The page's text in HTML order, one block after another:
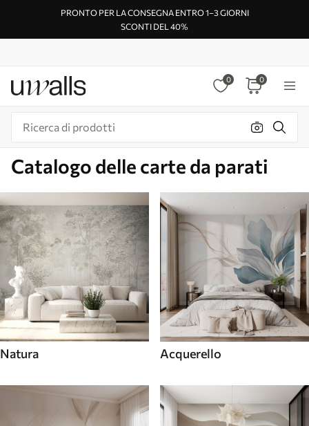
PRONTO PER LA CONSEGNA ENTRO 1–3 GIORNI
SCONTI DEL 40%
0 0
Catalogo delle carte da parati
Natura Acquerello